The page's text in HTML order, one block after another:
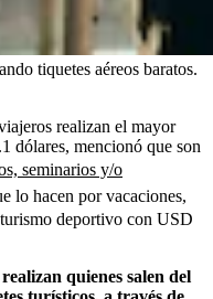
tiquetes aéreos baratos.
realizan el mayor
dólares, mencionó que son
seminarios y/o
lo hacen por vacaciones,
deportivo con USD
quienes salen del